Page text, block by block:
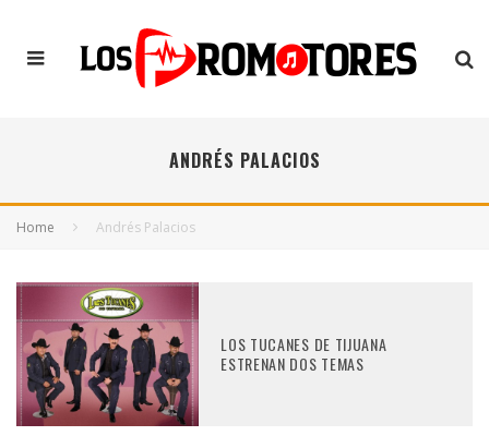
ANDRÉS PALACIOS
Home Andrés Palacios
LOS TUCANES DE TIJUANA
ESTRENAN DOS TEMAS